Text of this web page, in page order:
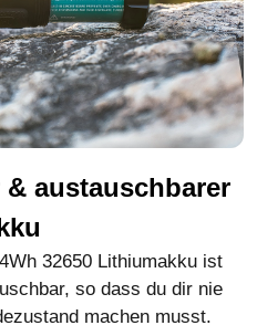
austauschbarer
32650 Lithiumakku ist
so dass du dir nie
machen musst.